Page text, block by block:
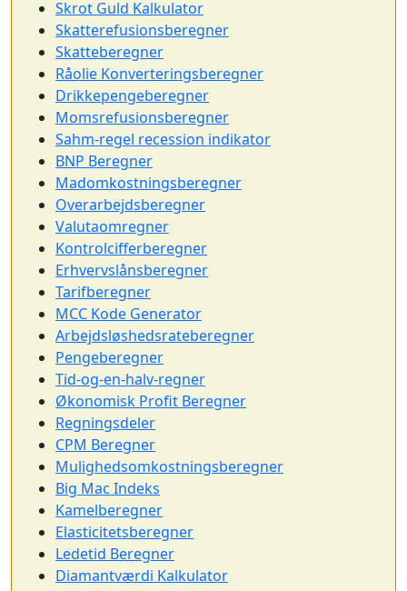
Skrot Guld Kalkulator
Skatterefusionsberegner
Skatteberegner
Råolie Konverteringsberegner
Drikkepengeberegner
Momsrefusionsberegner
Sahm-regel recession indikator
BNP Beregner
Madomkostningsberegner
Overarbejdsberegner
Valutaomregner
Kontrolcifferberegner
Erhvervslånsberegner
Tarifberegner
MCC Kode Generator
Arbejdsløshedsrateberegner
Pengeberegner
Tid-og-en-halv-regner
Økonomisk Profit Beregner
Regningsdeler
CPM Beregner
Mulighedsomkostningsberegner
Big Mac Indeks
Kamelberegner
Elasticitetsberegner
Ledetid Beregner
Diamantværdi Kalkulator